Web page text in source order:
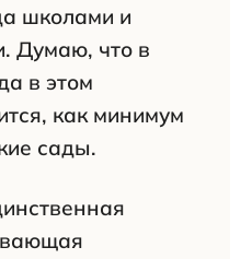
школами и
Думаю, что в
в этом
как минимум
сады.